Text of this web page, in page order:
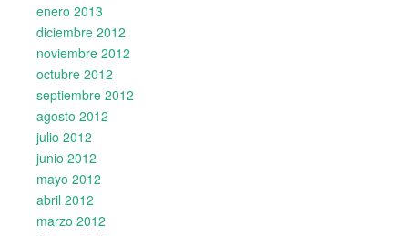
enero 2013
diciembre 2012
noviembre 2012
octubre 2012
septiembre 2012
agosto 2012
julio 2012
junio 2012
mayo 2012
abril 2012
marzo 2012